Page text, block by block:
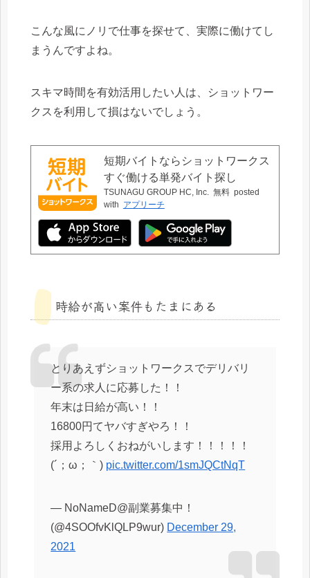
こんな風にノリで仕事を探せて、実際に働けてし
まうんですよね。
スキマ時間を有効活用したい人は、ショットワー
クスを利用して損はないでしょう。
短期バイトならショットワークス
すぐ働ける単発バイト探し
TSUNAGU GROUP HC, Inc. 無料 posted
with アプリーチ
時給が高い案件もたまにある
とりあえずショットワークスでデリバリ
ー系の求人に応募した！！
年末は日給が高い！！
16800円てヤバすぎやろ！！
採用よろしくおねがいします！！！！！
(´；ω；｀) pic.twitter.com/1smJQCtNqT
— NoNameD@副業募集中！
(@4SOOfvKlQLP9wur) December 29,
2021